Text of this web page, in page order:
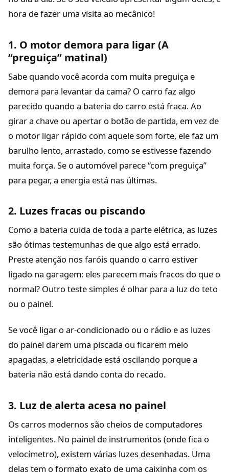
hora de fazer uma visita ao mecânico!
1. O motor demora para ligar (A
“preguiça” matinal)
Sabe quando você acorda com muita preguiça e
demora para levantar da cama? O carro faz algo
parecido quando a bateria do carro está fraca. Ao
girar a chave ou apertar o botão de partida, em vez de
o motor ligar rápido com aquele som forte, ele faz um
barulho lento, arrastado, como se estivesse fazendo
muita força. Se o automóvel parece “com preguiça”
para pegar, a energia está nas últimas.
2. Luzes fracas ou piscando
Como a bateria cuida de toda a parte elétrica, as luzes
são ótimas testemunhas de que algo está errado.
Preste atenção nos faróis quando o carro estiver
ligado na garagem: eles parecem mais fracos do que o
normal? Outro teste simples é olhar para a luz do teto
ou o painel.
Se você ligar o ar-condicionado ou o rádio e as luzes
do painel darem uma piscada ou ficarem meio
apagadas, a eletricidade está oscilando porque a
bateria não está dando conta do recado.
3. Luz de alerta acesa no painel
Os carros modernos são cheios de computadores
inteligentes. No painel de instrumentos (onde fica o
velocímetro), existem várias luzes desenhadas. Uma
delas tem o formato exato de uma caixinha com os